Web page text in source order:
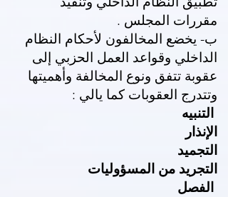
مقررات المجلس .
ب- يخضع المخالفون لأحكام النظام
الداخلي وقواعد العمل الحزبي إلى
عقوبة تتفق ونوع المخالفة وأهميتها
وتتدرج العقوبات كما يالي :
التنبيه
الإنذار
التجميد
التجريد من المسؤوليات
الفصل